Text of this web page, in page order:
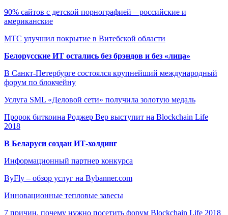
90% сайтов с детской порнографией – российские и
американские
МТС улучшил покрытие в Витебской области
Белорусские ИТ остались без брэндов и без «лица»
В Санкт-Петербурге состоялся крупнейший международный
форум по блокчейну
Услуга SML «Деловой сети» получила золотую медаль
Пророк биткоина Роджер Вер выступит на Blockchain Life
2018
В Беларуси создан ИТ-холдинг
Информационный партнер конкурса
ByFly – обзор услуг на Bybanner.com
Инновационные тепловые завесы
7 причин, почему нужно посетить форум Blockchain Life 2018